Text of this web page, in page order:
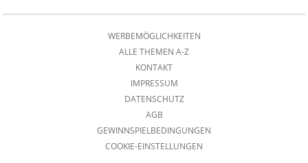
WERBEMÖGLICHKEITEN
ALLE THEMEN A-Z
KONTAKT
IMPRESSUM
DATENSCHUTZ
AGB
GEWINNSPIELBEDINGUNGEN
COOKIE-EINSTELLUNGEN